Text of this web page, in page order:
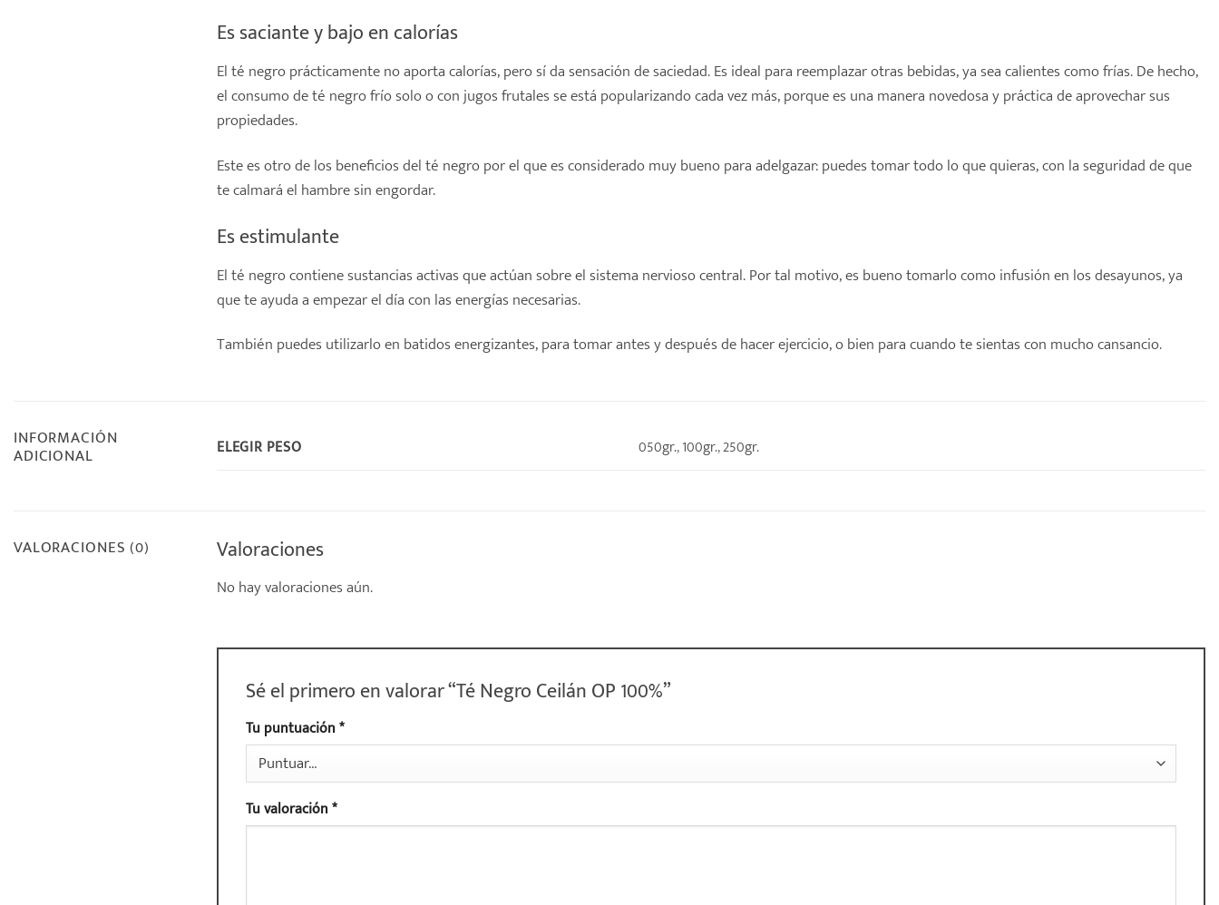
Es saciante y bajo en calorías
El té negro prácticamente no aporta calorías, pero sí da sensación de saciedad. Es ideal para reemplazar otras bebidas, ya sea calientes como frías. De hecho,
el consumo de té negro frío solo o con jugos frutales se está popularizando cada vez más, porque es una manera novedosa y práctica de aprovechar sus
propiedades.
Este es otro de los beneficios del té negro por el que es considerado muy bueno para adelgazar: puedes tomar todo lo que quieras, con la seguridad de que
te calmará el hambre sin engordar.
Es estimulante
El té negro contiene sustancias activas que actúan sobre el sistema nervioso central. Por tal motivo, es bueno tomarlo como infusión en los desayunos, ya
que te ayuda a empezar el día con las energías necesarias.
También puedes utilizarlo en batidos energizantes, para tomar antes y después de hacer ejercicio, o bien para cuando te sientas con mucho cansancio.
INFORMACIÓN
ADICIONAL ELEGIR PESO 050gr.,100gr.,250gr.
VALORACIONES (0) Valoraciones
No hay valoraciones aún.
Sé el primero en valorar “Té Negro Ceilán OP 100%”
Tu puntuación*
Tu valoración*